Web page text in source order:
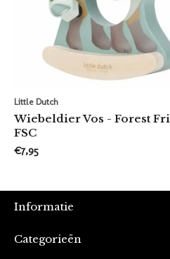
Little Dutch
Wiebeldier Vos - Forest
FSC
€7,95
Informatie
Categorieën